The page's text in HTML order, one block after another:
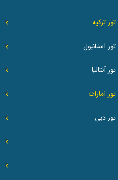
تور ترکیه
تور استانبول
تور آنتالیا
تور امارات
تور دبی